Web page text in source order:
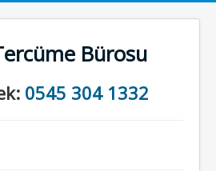
Bürosu
0545 304 1332